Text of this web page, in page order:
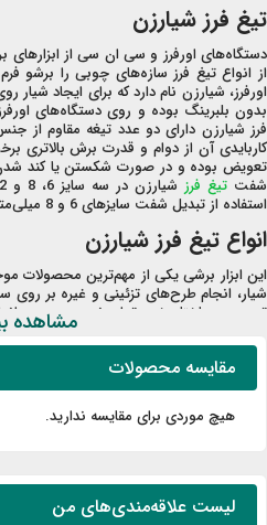
تیغ فرز شیارزن
دستگاه‌های اورفرز و سی ان سی از
از انواع تیغ فرز سازه‌های چوبی را برشو
اورفرز، شیارزن نام دارد که برای ایجاد
بدون بلبرینگ بوده و روی دستگاه‌های
کاربایدی آن از دوام و قدرت برش بالاتری
تعویض بوده و در صورت شکستن یا کند شدن
شفت تیغ فرز
استفاده از تبدیل شفت سایزهای 6 و 8 میلی‌متری را به 12 میلی‌متر تبدیل کرد.
انواع تیغ فرز شیارزن
این ابزار برشی یکی از مهم‌ترین محصولات
شیار، انجام طرح‌های تزئینی و غیره بر
توجه به ساختار خود توان نصب بر روی
دارد. با توجه به تنوع کارکردهای این مته
به بازار عرضه شده است که در ادامه بررسی
تیغ فرز شیارزن مستقیم
تیغ شیار زن مستقیم دارای لبه‌های صاف و
دلیل طراحی ساده، دوام بالایی دارد و
این نوع از محصولات دارای دو نوع با
مشاهده
مقایسه محصولات
هیچ موردی برای مقایسه ندارید.
لیست علاقه‌مندی‌های من